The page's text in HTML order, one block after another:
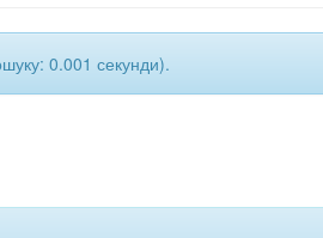
0.001 секунди).